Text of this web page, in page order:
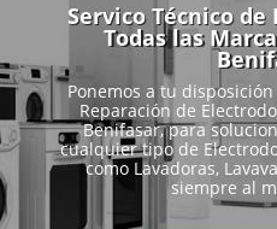
Servico Técnico
Todas las
Ponemos a tu
Reparación de
Benifasar, para
cualquier tipo de
como Lavadoras,
siempre al